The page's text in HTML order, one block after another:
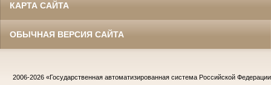
КАРТА САЙТА
ОБЫЧНАЯ ВЕРСИЯ САЙТА
2006-2026 «Государственная автоматизированная система Российской